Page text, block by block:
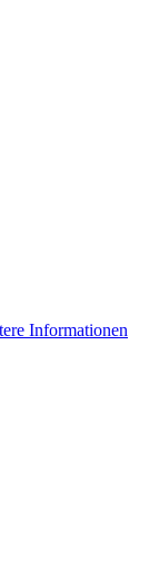
Informationen